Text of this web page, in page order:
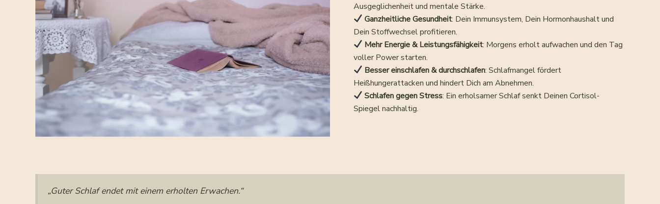
Ausgeglichenheit und mentale Stärke.
Ganzheitliche Gesundheit: Dein Immunsystem, Dein Hormonhaushalt und
Dein Stoffwechsel profitieren.
Mehr Energie & Leistungsfähigkeit: Morgens erholt aufwachen und den Tag
voller Power starten.
Besser einschlafen & durchschlafen: Schlafmangel fördert
Heißhungerattacken und hindert Dich am Abnehmen.
Schlafen gegen Stress: Ein erholsamer Schlaf senkt Deinen Cortisol-
Spiegel nachhaltig.
„Guter Schlaf endet mit einem erholten Erwachen.“